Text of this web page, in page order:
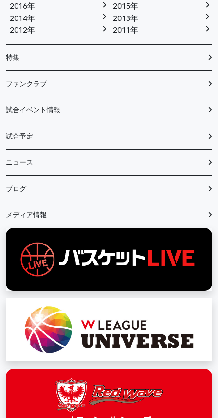
2016年
2015年
2014年
2013年
2012年
2011年
特集
ファンクラブ
試合イベント情報
試合予定
ニュース
ブログ
メディア情報